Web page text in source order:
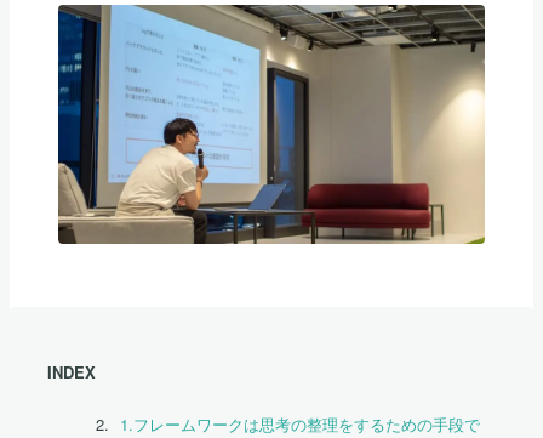
INDEX
1.フレームワークは思考の整理をするための手段で